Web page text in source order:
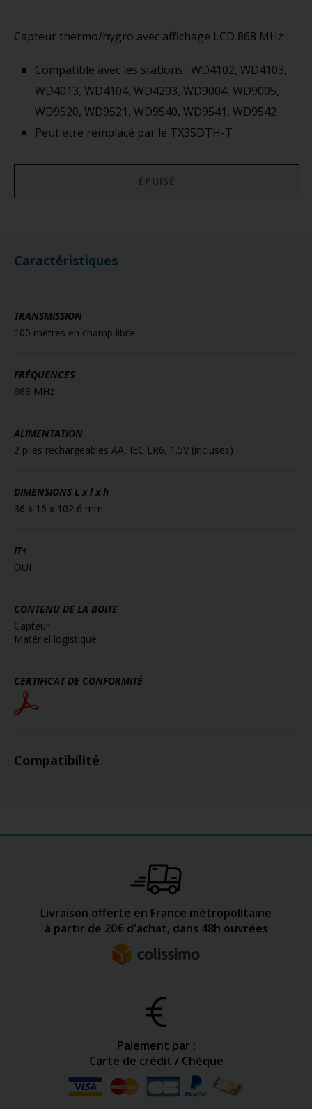
Capteur thermo/hygro avec affichage LCD 868 MHz
Compatible avec les stations : WD4102, WD4103,
WD4013, WD4104, WD4203, WD9004, WD9005,
WD9520, WD9521, WD9540, WD9541, WD9542
Peut etre remplacé par le TX35DTH-T
ÉPUISÉ
Caractéristiques
TRANSMISSION
100 mètres en champ libre
FRÉQUENCES
868 MHz
ALIMENTATION
2 piles rechargeables AA, IEC LR6, 1.5V (incluses)
DIMENSIONS L x l x h
36 x 16 x 102,6 mm
IT+
OUI
CONTENU DE LA BOITE
Capteur
Matériel logistique
CERTIFICAT DE CONFORMITÉ
Compatibilité
Livraison offerte en France métropolitaine
à partir de 20€ d'achat, dans 48h ouvrées
Paiement par :
Carte de crédit / Chèque